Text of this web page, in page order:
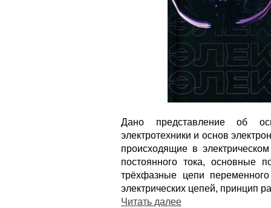
Дано представление об
электротехники и основ
происходящие в
постоянного тока, основные
трёхфазные цепи
электрических цепей, принцип
Читать далее